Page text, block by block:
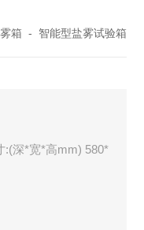
箱 - 智能型盐雾试验箱
:(深*宽*高mm) 580*